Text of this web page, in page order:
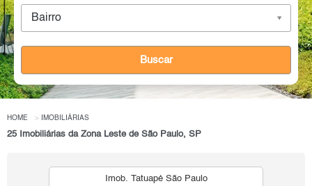
Bairro
Buscar
HOME IMOBILIÁRIAS
25 Imobiliárias da Zona Leste de São Paulo, SP
Imob. Tatuapé São Paulo